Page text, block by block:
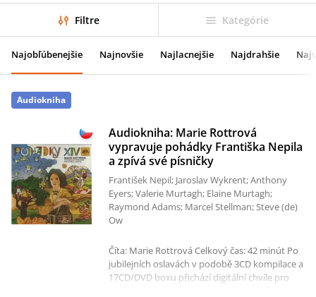
Filtre Kategórie
Najobľúbenejšie Najnovšie Najlacnejšie Najdrahšie
Audiokniha
Audiokniha: Marie Rottrová
vypravuje pohádky Františka Nepila
a zpívá své písničky
František Nepil; Jaroslav Wykrent; Anthony
Eyers; Valerie Murtagh; Elaine Murtagh;
Raymond Adams; Marcel Stellman; Steve (de)
Ow
Číta: Marie Rottrová Celkový čas: 42 minút Po
jubilejních oslavách v podobě 3CD kompilace a
17CD/DVD boxu přichází digitální chvíle pro